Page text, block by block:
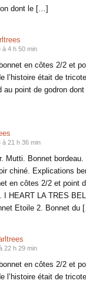
dont le […]
à 4 h 50 min
en côtes 2/2 et
l’histoire était de
au point de godron
à 21 h 36 min
Mutti. Bonnet bordeau.
chiné. Explications
en côtes 2/2 et point
I HEART LA TRES
Etoile 2. Bonnet du
22 h 29 min
en côtes 2/2 et
l’histoire était de